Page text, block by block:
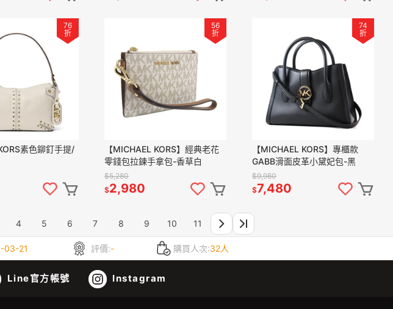
76
折
素色鉚釘手提/
56
折
【MICHAEL KORS】經典老花
零錢包拉鍊手拿包-香草白
$5,280
$2,980
74
折
【MICHAEL KORS】專櫃款
GABB滑面皮革小黛妃包-黑
$9,980
$7,480
4 5 6 7 8 9 10 11
03-21 評價:- 購買人次:32人
Line官方帳號 Instagram